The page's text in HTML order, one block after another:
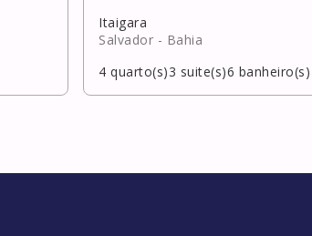
Itaigara
Salvador - Bahia
4 quarto(s)3 suite(s)6 banheiro(s)